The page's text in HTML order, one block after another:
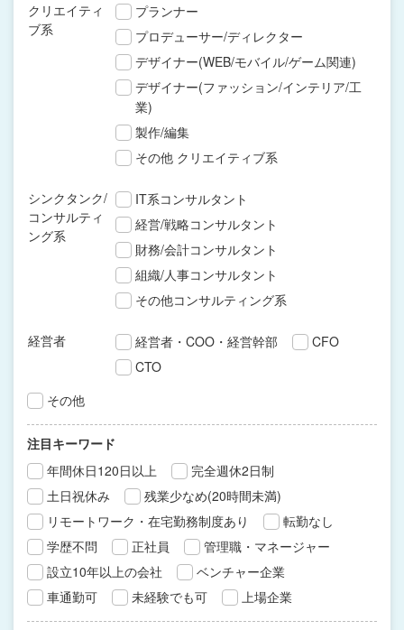
クリエイティ
ブ系
プランナー
プロデューサー/ディレクター
デザイナー(WEB/モバイル/ゲーム関連)
デザイナー(ファッション/インテリア/工
業)
製作/編集
その他 クリエイティブ系
シンクタンク/
コンサルティ
ング系
IT系コンサルタント
経営/戦略コンサルタント
財務/会計コンサルタント
組織/人事コンサルタント
その他コンサルティング系
経営者 経営者・COO・経営幹部
CFO
CTO
その他
注目キーワード
年間休日120日以上
完全週休2日制
土日祝休み
残業少なめ(20時間未満)
リモートワーク・在宅勤務制度あり
転勤なし
学歴不問
正社員
管理職・マネージャー
設立10年以上の会社
ベンチャー企業
車通勤可
未経験でも可 上場企業